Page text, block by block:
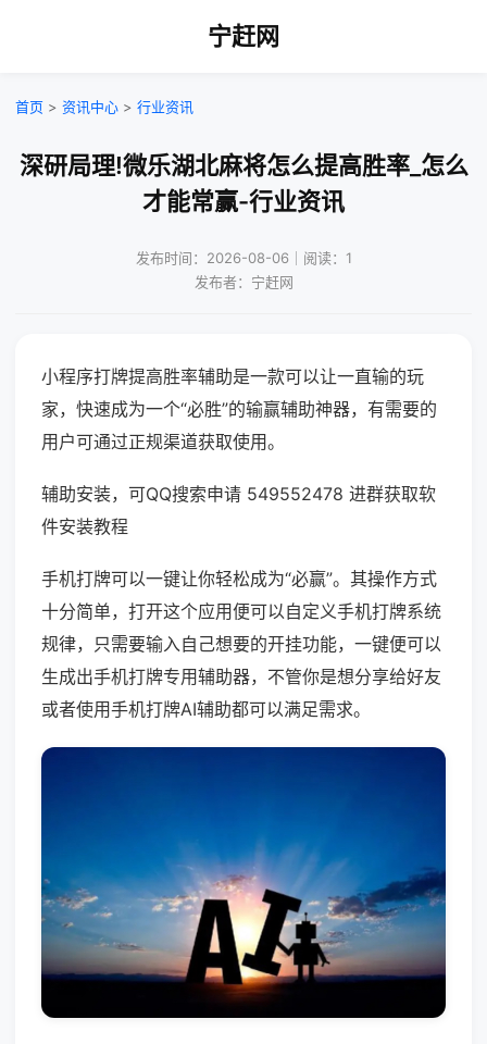
宁赶网
首页 > 资讯中心 > 行业资讯
深研局理!微乐湖北麻将怎么提高胜率_怎么
才能常赢-行业资讯
发布时间：2026-08-06｜阅读：1
发布者：宁赶网
小程序打牌提高胜率辅助是一款可以让一直输的玩
家，快速成为一个“必胜”的输赢辅助神器，有需要的
用户可通过正规渠道获取使用。
辅助安装，可QQ搜索申请 549552478 进群获取软
件安装教程
手机打牌可以一键让你轻松成为“必赢”。其操作方式
十分简单，打开这个应用便可以自定义手机打牌系统
规律，只需要输入自己想要的开挂功能，一键便可以
生成出手机打牌专用辅助器，不管你是想分享给好友
或者使用手机打牌AI辅助都可以满足需求。